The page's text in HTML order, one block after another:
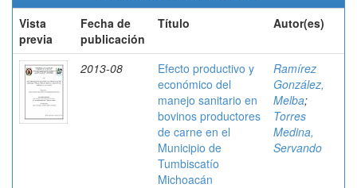
Vista
previa
Fecha de
publicación
Título Autor(es)
2013-08
Efecto productivo y
económico del
manejo sanitario en
bovinos productores
de carne en el
Municipio de
Tumbiscatío
Michoacán
Ramírez
González,
Melba;
Torres
Medina,
Servando